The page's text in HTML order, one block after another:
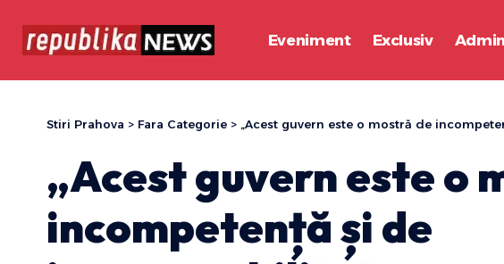
Eveniment Exclusiv
Stiri Prahova > Fara Categorie > „Acest guvern este o mostră de incompetență și de iresponsabilitate care riscă
„Acest guvern este o
incompetență și de